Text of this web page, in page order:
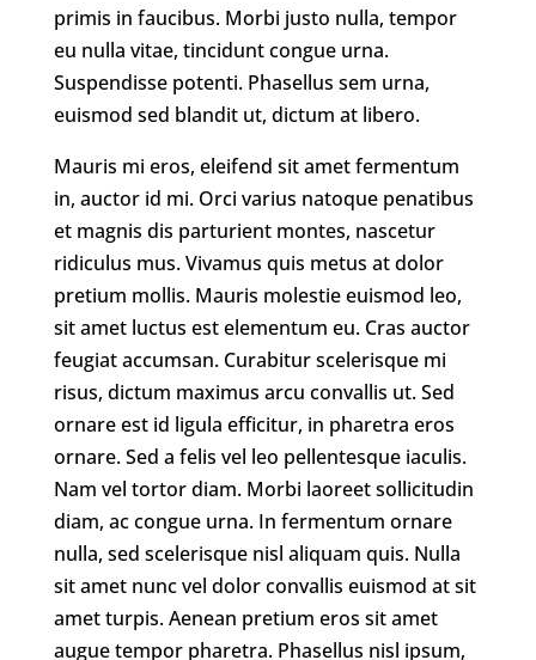
primis in faucibus. Morbi justo nulla, tempor
eu nulla vitae, tincidunt congue urna.
Suspendisse potenti. Phasellus sem urna,
euismod sed blandit ut, dictum at libero.
Mauris mi eros, eleifend sit amet fermentum
in, auctor id mi. Orci varius natoque penatibus
et magnis dis parturient montes, nascetur
ridiculus mus. Vivamus quis metus at dolor
pretium mollis. Mauris molestie euismod leo,
sit amet luctus est elementum eu. Cras auctor
feugiat accumsan. Curabitur scelerisque mi
risus, dictum maximus arcu convallis ut. Sed
ornare est id ligula efficitur, in pharetra eros
ornare. Sed a felis vel leo pellentesque iaculis.
Nam vel tortor diam. Morbi laoreet sollicitudin
diam, ac congue urna. In fermentum ornare
nulla, sed scelerisque nisl aliquam quis. Nulla
sit amet nunc vel dolor convallis euismod at sit
amet turpis. Aenean pretium eros sit amet
augue tempor pharetra. Phasellus nisl ipsum,